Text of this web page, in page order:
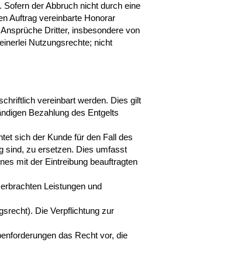
der Abbruch nicht durch eine
Auftrag vereinbarte Honorar
Dritter, insbesondere von
Nutzungsrechte; nicht
vereinbart werden. Dies gilt
Bezahlung des Entgelts
sich der Kunde für den Fall des
sind, zu ersetzen. Dies umfasst
mit der Eintreibung beauftragten
Leistungen und
Die Verpflichtung zur
das Recht vor, die